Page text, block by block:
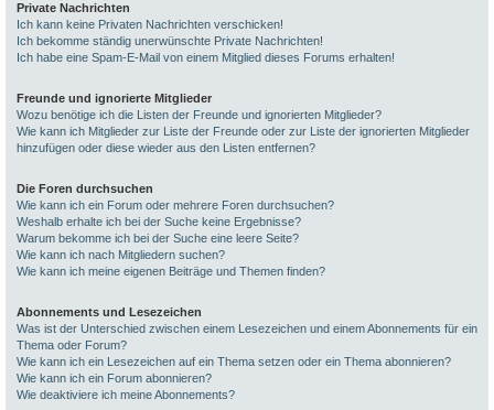
Private Nachrichten
Ich kann keine Privaten Nachrichten verschicken!
Ich bekomme ständig unerwünschte Private Nachrichten!
Ich habe eine Spam-E-Mail von einem Mitglied dieses Forums erhalten!
Freunde und ignorierte Mitglieder
Wozu benötige ich die Listen der Freunde und ignorierten Mitglieder?
Wie kann ich Mitglieder zur Liste der Freunde oder zur Liste der ignorierten Mitglieder
hinzufügen oder diese wieder aus den Listen entfernen?
Die Foren durchsuchen
Wie kann ich ein Forum oder mehrere Foren durchsuchen?
Weshalb erhalte ich bei der Suche keine Ergebnisse?
Warum bekomme ich bei der Suche eine leere Seite?
Wie kann ich nach Mitgliedern suchen?
Wie kann ich meine eigenen Beiträge und Themen finden?
Abonnements und Lesezeichen
Was ist der Unterschied zwischen einem Lesezeichen und einem Abonnements für ein
Thema oder Forum?
Wie kann ich ein Lesezeichen auf ein Thema setzen oder ein Thema abonnieren?
Wie kann ich ein Forum abonnieren?
Wie deaktiviere ich meine Abonnements?